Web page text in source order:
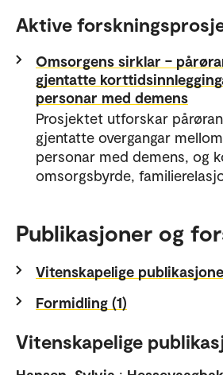
Aktive
Omsorgens sirklar –
gjentatte
personar med demens
Prosjektet utforskar
gjentatte overgangar
personar med demens, og
omsorgsbyrde,
Publikasjoner og
Vitenskapelige
Formidling (1)
Vitenskapelige